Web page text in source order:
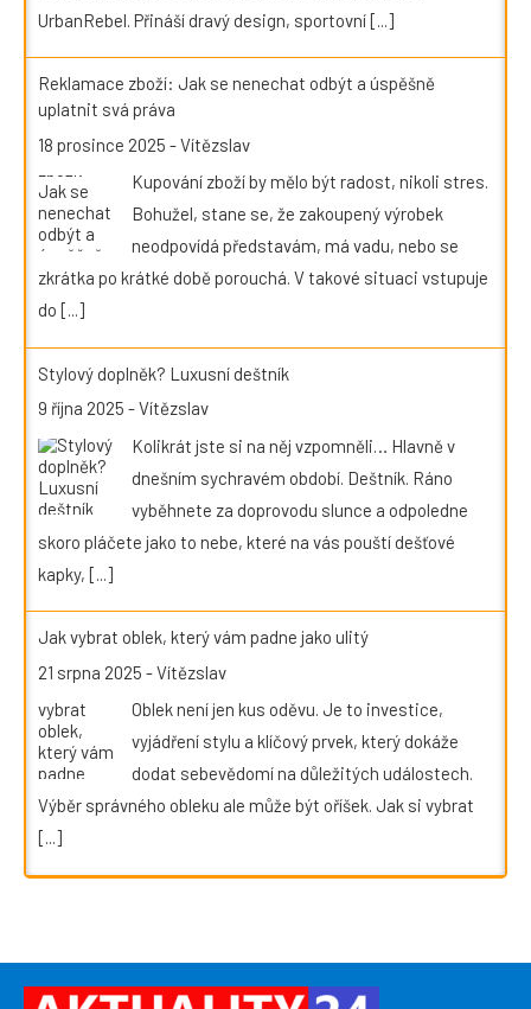
UrbanRebel. Přináší dravý design, sportovní[...]
Reklamace zboží: Jak se nenechat odbýt a úspěšně
uplatnit svá práva
18 prosince 2025 -Vítězslav
Kupování zboží by mělo být radost, nikoli stres.
Bohužel, stane se, že zakoupený výrobek
neodpovídá představám, má vadu, nebo se
zkrátka po krátké době porouchá. V takové situaci vstupuje
do [...]
Stylový doplněk? Luxusní deštník
9 října 2025 -Vítězslav
Kolikrát jste si na něj vzpomněli… Hlavně v
dnešním sychravém období. Deštník. Ráno
vyběhnete za doprovodu slunce a odpoledne
skoro pláčete jako to nebe, které na vás pouští dešťové
kapky, [...]
Jak vybrat oblek, který vám padne jako ulitý
21 srpna 2025 -Vítězslav
Oblek není jen kus oděvu. Je to investice,
vyjádření stylu a klíčový prvek, který dokáže
dodat sebevědomí na důležitých událostech.
Výběr správného obleku ale může být oříšek. Jak si vybrat
[...]